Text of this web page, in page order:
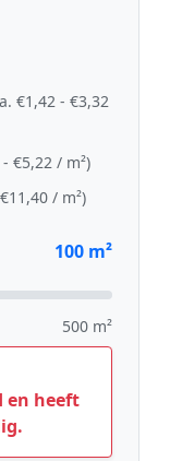
€1,42 - €3,32
€5,22 / m²)
/ m²)
100 m²
500 m²
en heeft